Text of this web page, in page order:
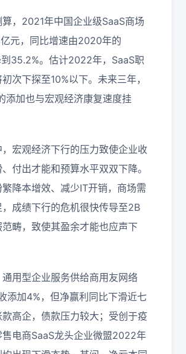
，2021年中国企业级SaaS商场
元，同比增速由2020年的
35.2%。估计2022年，SaaS职
次下探至10%以下。未来三年，
添加也与宏观经济康复速度挂
宏观经济下行的压力致使企业收
付出才能和预算水平双双下降。
降本增效、减少IT开销，商场需
成绩下行的危机很快传导至2B
畴，致使其盈余才能也应声下
用型企业服务供给商用友网络
添加4%，但净赢利同比下滑近七
高企，债款压力较大；受创于疫
电商SaaS龙头企业微盟2022年